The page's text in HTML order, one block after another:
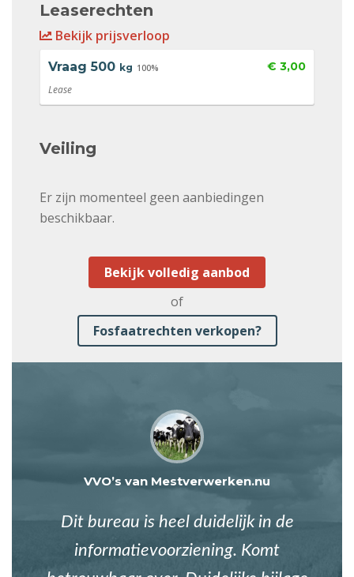
Leaserechten
Bekijk prijsverloop
Vraag 500 kg 100% € 3,00
Lease
Veiling
Er zijn momenteel geen aanbiedingen
beschikbaar.
Bekijk volledig aanbod
of
Fosfaatrechten verkopen?
VVO’s van Mestverwerken.nu
Dit bureau is heel duidelijk in de
informatievoorziening. Komt